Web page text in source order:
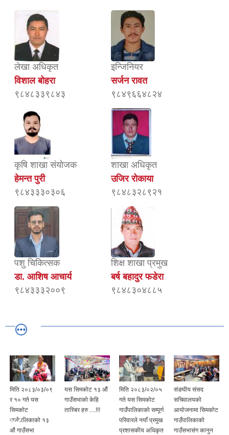
लेखा अधिकृत
विशाल बोहरा
९८४८३३९८४३
इन्जिनियर
सर्जन रावत
९८४९६६४८२४
कृषि शाखा संयोजक
हेमन्त पुरी
९८४३३३०३०६
शाखा अधिकृत
उजिर रोकाया
९८४८३२८९२१
पशु चिकित्सक
डा. आशिष आचार्य
९८४३३३२००९
शिक्ष शाखा प्रमुख
बर्ष बहादुर फडेरा
९८४८३०४८८५
मिति २०८३/०३/०९
र १० गते यस
सिमकोट
गाउँपालिकाको १३
औं गाउँसभा
यस सिमकोट १३ औं
गाउँसभाको केहि
तास्बिर हरु ....!!!
मिति २०८३/०२/०५
गते यस सिमकोट
गाउँपालिकाको सम्पूर्ण
परिवारले नयाँ प्रमुख
प्रशासकीय अधिकृत
संङघीय संसद
सचिवालयको
आयोजनामा सिमकोट
गाउँपालिकाको
गाउँसभासंग कानुन